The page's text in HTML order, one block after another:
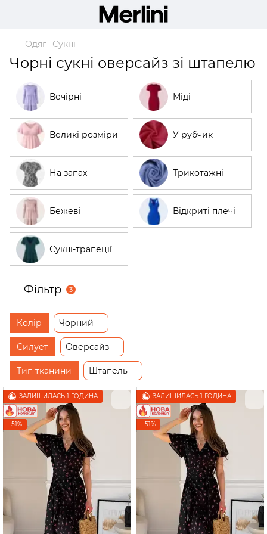
Одяг Сукні
Чорні сукні оверсайз зі штапелю
Вечірні Міді
Великі розміри У рубчик
На запах Трикотажні
Бежеві Відкриті плечі
Сукні-трапеції
Фільтр 3
Колір Чорний
Силует Оверсайз
Тип тканини Штапель
ЗАЛИШИЛАСЬ 1 ГОДИНА
−51%
ЗАЛИШИЛАСЬ 1 ГОДИНА
−51%